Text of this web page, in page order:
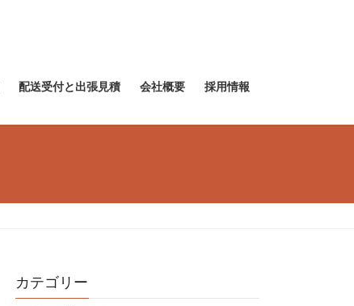
配送受付と出張見積 会社概要 採用情報
カテゴリー